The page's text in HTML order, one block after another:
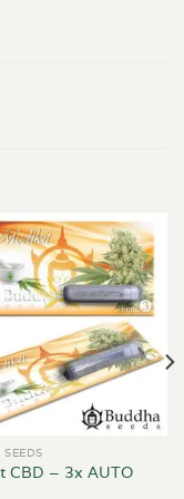
CBD – 3x AUTO